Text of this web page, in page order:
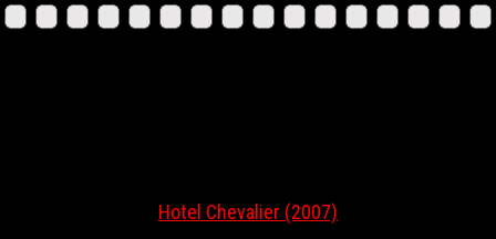
Hotel Chevalier (2007)